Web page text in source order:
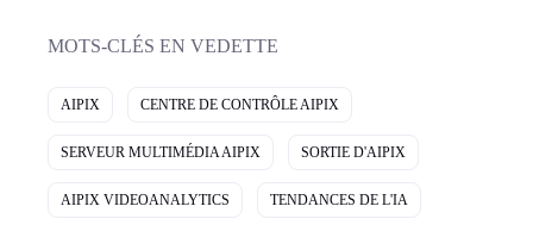
MOTS-CLÉS EN VEDETTE
AIPIX CENTRE DE CONTRÔLE AIPIX
SERVEUR MULTIMÉDIA AIPIX SORTIE D'AIPIX
AIPIX VIDEOANALYTICS TENDANCES DE L'IA